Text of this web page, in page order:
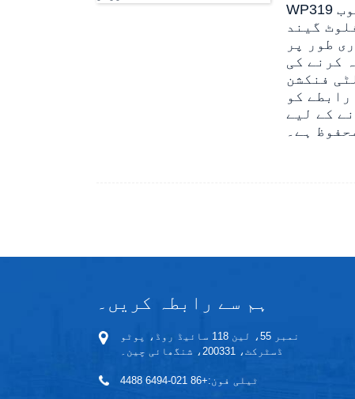
WP319 فلوٹ ٹائپ لیول سوئچ کنٹرولر مقناطیسی فلوٹ بال، فلوٹر سٹیبلائزنگ ٹیوب، ریڈ ٹیوب
گیند
طور پر
کرنے کی
فنکشن
کو
کے لیے
ہے۔
ہم سے رابطہ کریں۔
نمبر 55، لین 118 سائیڈ روڈ، پوٹو
ڈسٹرکٹ، 200331، شنگھائی چین۔
ٹیلی فون:+86 021-6494 4488